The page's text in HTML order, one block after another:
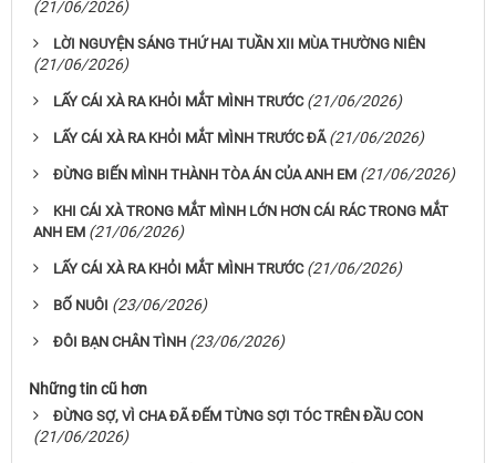
(21/06/2026)
LỜI NGUYỆN SÁNG THỨ HAI TUẦN XII MÙA THƯỜNG NIÊN
(21/06/2026)
LẤY CÁI XÀ RA KHỎI MẮT MÌNH TRƯỚC (21/06/2026)
LẤY CÁI XÀ RA KHỎI MẮT MÌNH TRƯỚC ĐÃ (21/06/2026)
ĐỪNG BIẾN MÌNH THÀNH TÒA ÁN CỦA ANH EM (21/06/2026)
KHI CÁI XÀ TRONG MẮT MÌNH LỚN HƠN CÁI RÁC TRONG MẮT
ANH EM (21/06/2026)
LẤY CÁI XÀ RA KHỎI MẮT MÌNH TRƯỚC (21/06/2026)
BỐ NUÔI (23/06/2026)
ĐÔI BẠN CHÂN TÌNH (23/06/2026)
Những tin cũ hơn
ĐỪNG SỢ, VÌ CHA ĐÃ ĐẾM TỪNG SỢI TÓC TRÊN ĐẦU CON
(21/06/2026)